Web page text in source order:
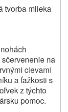
tvorba mlieka
na
cievami
a ťažkosti s
z týchto
pomoc.